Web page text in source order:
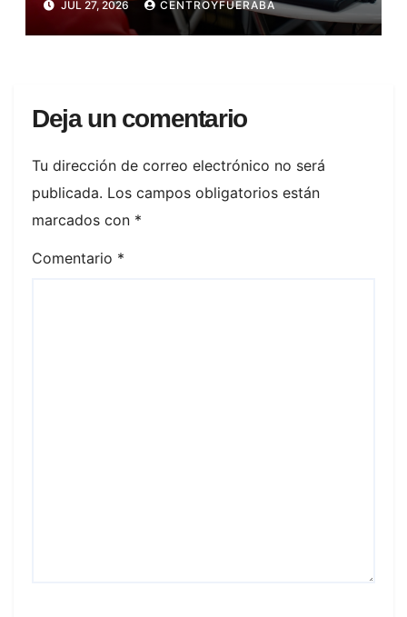
JUL 27, 2026 CENTROYFUERABA
Deja un comentario
Tu dirección de correo electrónico no será
publicada. Los campos obligatorios están
marcados con *
Comentario *